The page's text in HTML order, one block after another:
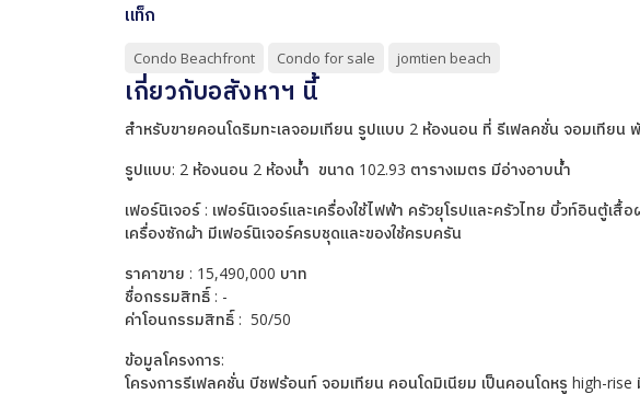
แท็ก
Condo Beachfront Condo for sale jomtien beach
เกี่ยวกับอสังหาฯ นี้
สำหรับขายคอนโดริมทะเลจอมเทียน รูปแบบ 2 ห้องนอน ที่ รีเฟลคชั่น จอมเทียน
รูปแบบ: 2 ห้องนอน 2 ห้องน้ำ ขนาด 102.93 ตารางเมตร มีอ่างอาบน้ำ
เฟอร์นิเจอร์ : เฟอร์นิเจอร์และเครื่องใช้ไฟฟ้า ครัวยุโรปและครัวไทย บิ้วท์อินตู้เสื้
เครื่องซักผ้า มีเฟอร์นิเจอร์ครบชุดและของใช้ครบครัน
ราคาขาย : 15,490,000 บาท
ชื่อกรรมสิทธิ์ : -
ค่าโอนกรรมสิทธิ์ : 50/50
ข้อมูลโครงการ:
โครงการรีเฟลคชั่น บีชฟร้อนท์ จอมเทียน คอนโดมิเนียม เป็นคอนโดหรู high-